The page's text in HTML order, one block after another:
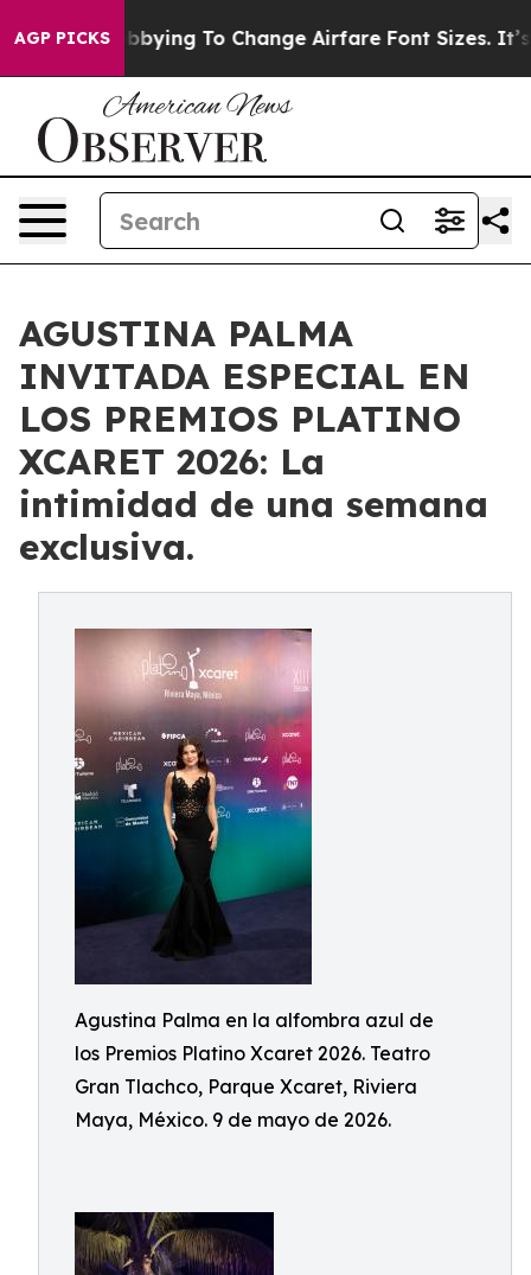
AGP PICKS
Lobbying To Change Airfare Font Sizes. It’s
AGUSTINA PALMA
INVITADA ESPECIAL EN
LOS PREMIOS PLATINO
XCARET 2026: La
intimidad de una semana
exclusiva.
Agustina Palma en la alfombra azul de
los Premios Platino Xcaret 2026. Teatro
Gran Tlachco, Parque Xcaret, Riviera
Maya, México. 9 de mayo de 2026.